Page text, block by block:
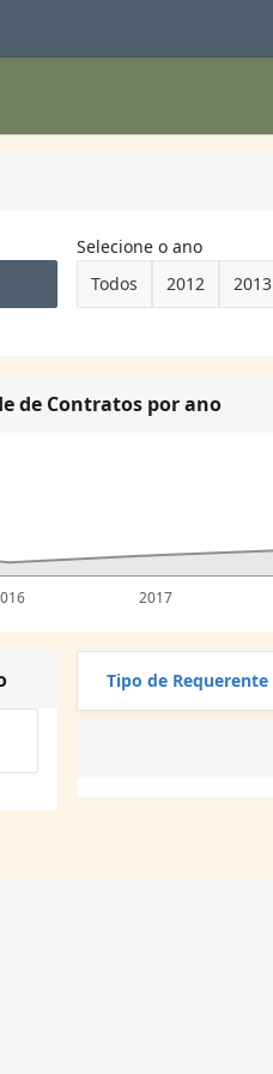
Selecione o ano
Todos
2012 2013
de Contratos por ano
2017
Tipo de Requerente